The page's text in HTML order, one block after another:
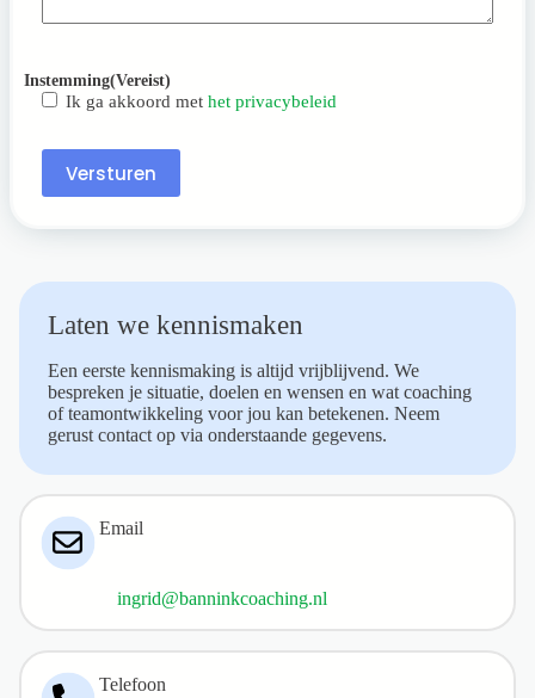
Instemming(Vereist)
Ik ga akkoord met het privacybeleid
Versturen
Laten we kennismaken
Een eerste kennismaking is altijd vrijblijvend. We
bespreken je situatie, doelen en wensen en wat coaching
of teamontwikkeling voor jou kan betekenen. Neem
gerust contact op via onderstaande gegevens.
Email
ingrid@banninkcoaching.nl
Telefoon